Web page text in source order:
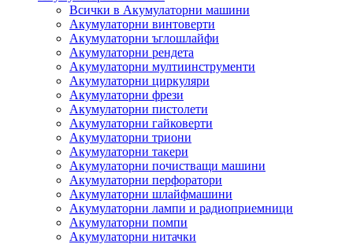
Всички в Акумулаторни машини
Акумулаторни винтоверти
Акумулаторни ъглошлайфи
Акумулаторни рендета
Акумулаторни мултиинструменти
Акумулаторни циркуляри
Акумулаторни фрези
Акумулаторни пистолети
Акумулаторни гайковерти
Акумулаторни триони
Акумулаторни такери
Акумулаторни почистващи машини
Акумулаторни перфоратори
Акумулаторни шлайфмашини
Акумулаторни лампи и радиоприемници
Акумулаторни помпи
Акумулаторни нитачки